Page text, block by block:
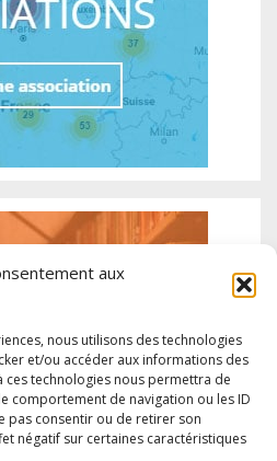
aux
nous utilisons des technologies
et/ou accéder aux informations des
ces technologies nous permettra de
comportement de navigation ou les ID
pas consentir ou de retirer son
négatif sur certaines caractéristiques